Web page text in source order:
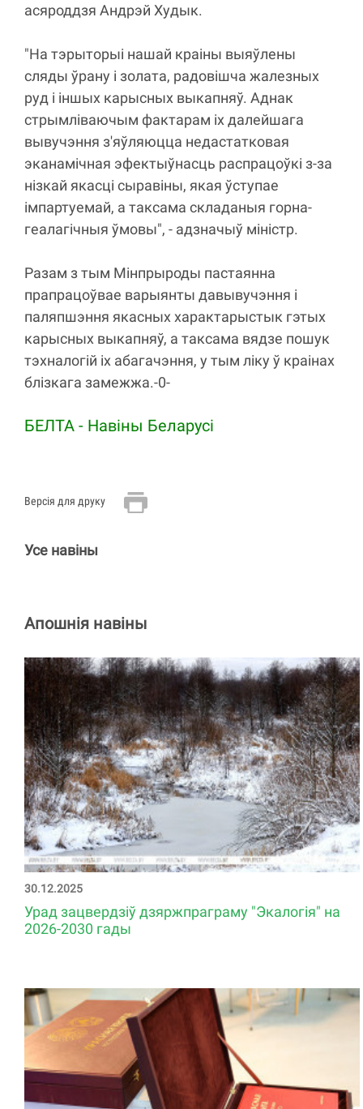
асяроддзя Андрэй Худык.
"На тэрыторыі нашай краіны выяўлены
сляды ўрану і золата, радовішча жалезных
руд і іншых карысных выкапняў. Аднак
стрымліваючым фактарам іх далейшага
вывучэння з'яўляюцца недастатковая
эканамічная эфектыўнасць распрацоўкі з-за
нізкай якасці сыравіны, якая ўступае
імпартуемай, а таксама складаныя горна-
геалагічныя ўмовы", - адзначыў міністр.
Разам з тым Мінпрыроды пастаянна
прапрацоўвае варыянты давывучэння і
паляпшэння якасных характарыстык гэтых
карысных выкапняў, а таксама вядзе пошук
тэхналогій іх абагачэння, у тым ліку ў краінах
блізкага замежжа.-0-
БЕЛТА - Навiны Беларусi
Версія для друку
Усе навіны
Апошнія навіны
30.12.2025
Урад зацвердзіў дзяржпраграму "Экалогія" на
2026-2030 гады